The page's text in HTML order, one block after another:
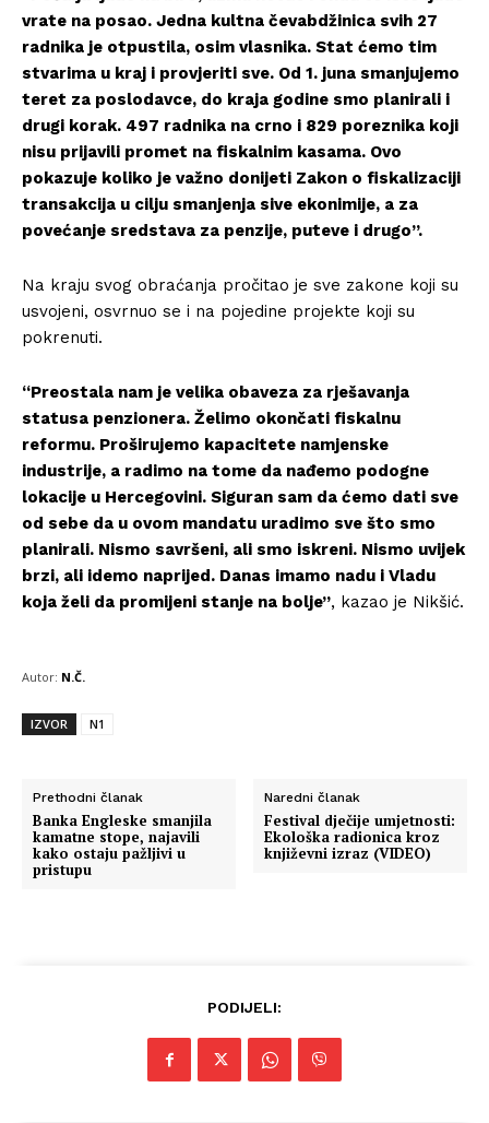
vrate na posao. Jedna kultna čevabdžinica svih 27
radnika je otpustila, osim vlasnika. Stat ćemo tim
stvarima u kraj i provjeriti sve. Od 1. juna smanjujemo
teret za poslodavce, do kraja godine smo planirali i
drugi korak. 497 radnika na crno i 829 poreznika koji
nisu prijavili promet na fiskalnim kasama. Ovo
pokazuje koliko je važno donijeti Zakon o fiskalizaciji
transakcija u cilju smanjenja sive ekonimije, a za
povećanje sredstava za penzije, puteve i drugo”.
Na kraju svog obraćanja pročitao je sve zakone koji su
usvojeni, osvrnuo se i na pojedine projekte koji su
pokrenuti.
“Preostala nam je velika obaveza za rješavanja
statusa penzionera. Želimo okončati fiskalnu
reformu. Proširujemo kapacitete namjenske
industrije, a radimo na tome da nađemo podogne
lokacije u Hercegovini. Siguran sam da ćemo dati sve
od sebe da u ovom mandatu uradimo sve što smo
planirali. Nismo savršeni, ali smo iskreni. Nismo uvijek
brzi, ali idemo naprijed. Danas imamo nadu i Vladu
koja želi da promijeni stanje na bolje”, kazao je Nikšić.
Autor: N.Č.
IZVOR N1
Prethodni članak
Banka Engleske smanjila
kamatne stope, najavili
kako ostaju pažljivi u
pristupu
Naredni članak
Festival dječije umjetnosti:
Ekološka radionica kroz
književni izraz (VIDEO)
PODIJELI: